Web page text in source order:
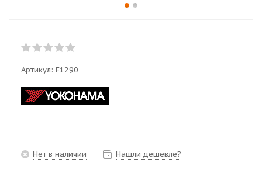
Артикул: F1290
Нет в наличии Нашли дешевле?